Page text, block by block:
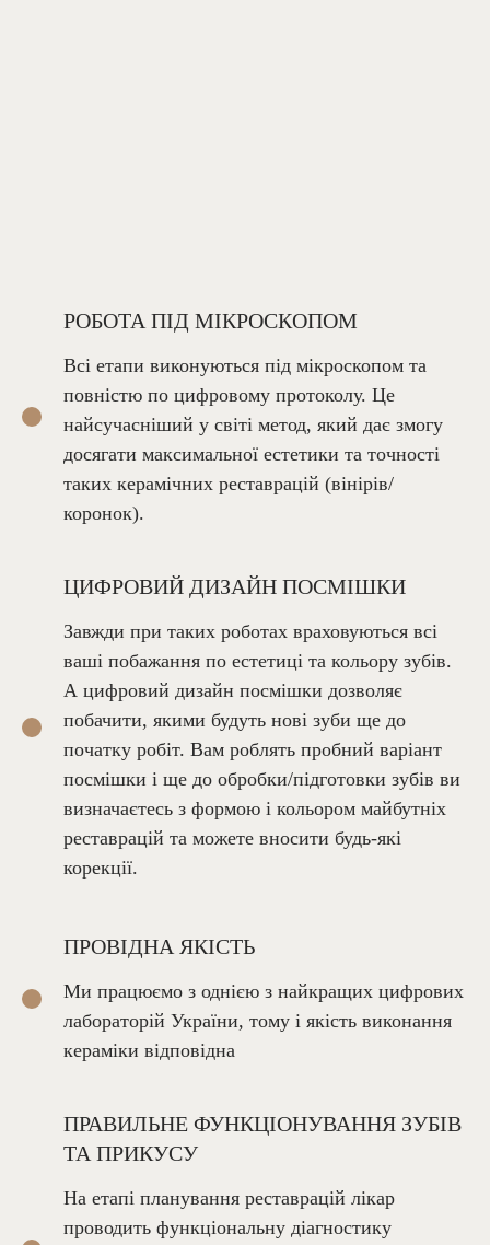
РОБОТА ПІД МІКРОСКОПОМ
Всі етапи виконуються під мікроскопом та
повністю по цифровому протоколу. Це
найсучасніший у світі метод, який дає змогу
досягати максимальної естетики та точності
таких керамічних реставрацій (вінірів/
коронок).
ЦИФРОВИЙ ДИЗАЙН ПОСМІШКИ
Завжди при таких роботах враховуються всі
ваші побажання по естетиці та кольору зубів.
А цифровий дизайн посмішки дозволяє
побачити, якими будуть нові зуби ще до
початку робіт. Вам роблять пробний варіант
посмішки і ще до обробки/підготовки зубів ви
визначаєтесь з формою і кольором майбутніх
реставрацій та можете вносити будь-які
корекції.
ПРОВІДНА ЯКІСТЬ
Ми працюємо з однією з найкращих цифрових
лабораторій України, тому і якість виконання
кераміки відповідна
ПРАВИЛЬНЕ ФУНКЦІОНУВАННЯ ЗУБІВ
ТА ПРИКУСУ
На етапі планування реставрацій лікар
проводить функціональну діагностику